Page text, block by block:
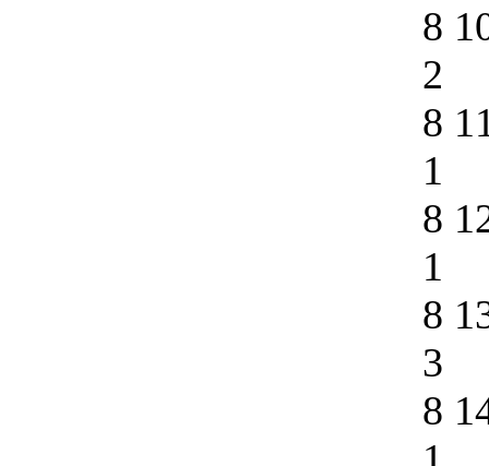
8
2
8
1
8
1
8
3
8